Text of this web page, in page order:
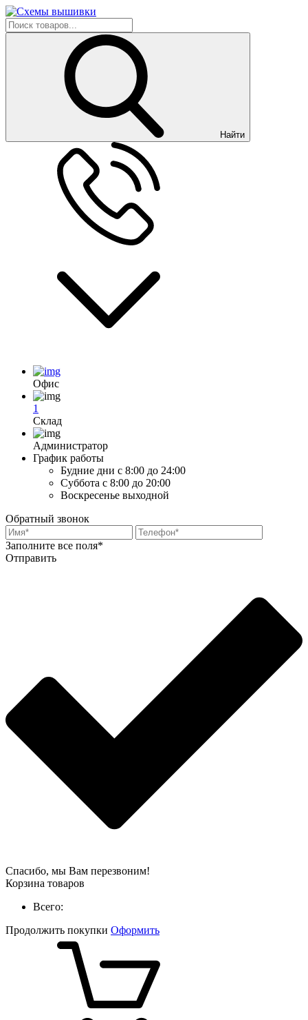
Найти
Офис
1
Склад
Администратор
График работы
Будние дни с 8:00 до 24:00
Суббота с 8:00 до 20:00
Воскресенье выходной
Обратный звонок
Заполните все поля*
Отправить
Спасибо, мы Вам перезвоним!
Корзина товаров
Всего:
Продолжить покупки Оформить